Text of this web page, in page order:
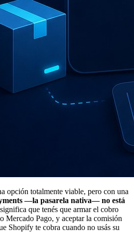
opción totalmente viable, pero con una
—la pasarela nativa— no está
que tenés que armar el cobro
Mercado Pago, y aceptar la comisión
Shopify te cobra cuando no usás su